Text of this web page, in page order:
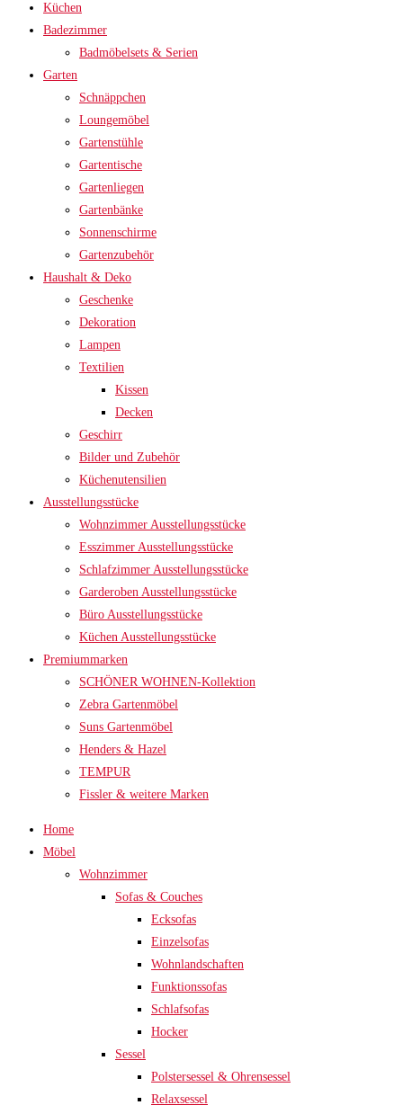
Küchen
Badezimmer
Badmöbelsets & Serien
Garten
Schnäppchen
Loungemöbel
Gartenstühle
Gartentische
Gartenliegen
Gartenbänke
Sonnenschirme
Gartenzubehör
Haushalt & Deko
Geschenke
Dekoration
Lampen
Textilien
Kissen
Decken
Geschirr
Bilder und Zubehör
Küchenutensilien
Ausstellungsstücke
Wohnzimmer Ausstellungsstücke
Esszimmer Ausstellungsstücke
Schlafzimmer Ausstellungsstücke
Garderoben Ausstellungsstücke
Büro Ausstellungsstücke
Küchen Ausstellungsstücke
Premiummarken
SCHÖNER WOHNEN-Kollektion
Zebra Gartenmöbel
Suns Gartenmöbel
Henders & Hazel
TEMPUR
Fissler & weitere Marken
Home
Möbel
Wohnzimmer
Sofas & Couches
Ecksofas
Einzelsofas
Wohnlandschaften
Funktionssofas
Schlafsofas
Hocker
Sessel
Polstersessel & Ohrensessel
Relaxsessel